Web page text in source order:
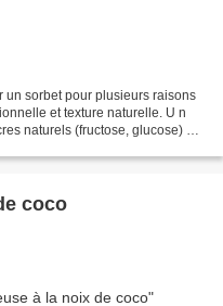
un sorbet pour plusieurs raisons
et texture naturelle. U n
naturels (fructose, glucose) qui
coco